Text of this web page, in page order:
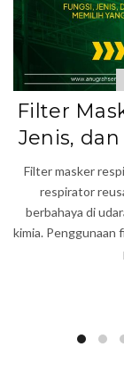
Filter
Jenis,
Filter masker
respirator
berbahaya di
kimia.